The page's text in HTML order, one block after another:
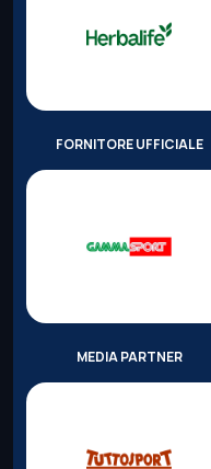
FORNITORE UFFICIALE
MEDIA PARTNER